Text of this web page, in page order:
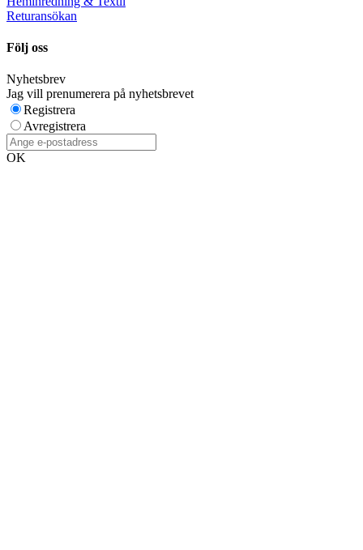
Returansökan
Följ oss
Nyhetsbrev
Jag vill prenumerera på nyhetsbrevet
Registrera
Avregistrera
OK